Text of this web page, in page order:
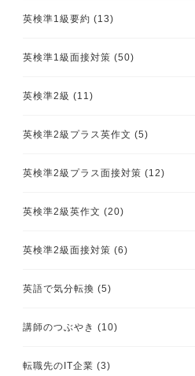
英検準1級要約 (13)
英検準1級面接対策 (50)
英検準2級 (11)
英検準2級プラス英作文 (5)
英検準2級プラス面接対策 (12)
英検準2級英作文 (20)
英検準2級面接対策 (6)
英語で気分転換 (5)
講師のつぶやき (10)
転職先のIT企業 (3)